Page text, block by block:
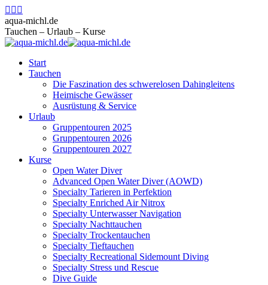
Zum
Inhalt
springen
Facebook
page
opens
in
window
Instagram
page
opens
in
window
Mail
page
opens
new
window
aqua-michl.de
Tauchen – Urlaub – Kurse
Start
Tauchen
Die Faszination des schwerelosen Dahingleitens
Heimische Gewässer
Ausrüstung & Service
Urlaub
Gruppentouren 2025
Gruppentouren 2026
Gruppentouren 2027
Kurse
Open Water Diver
Advanced Open Water Diver (AOWD)
Specialty Tarieren in Perfektion
Specialty Enriched Air Nitrox
Specialty Unterwasser Navigation
Specialty Nachttauchen
Specialty Trockentauchen
Specialty Tieftauchen
Specialty Recreational Sidemount Diving
Specialty Stress und Rescue
Dive Guide